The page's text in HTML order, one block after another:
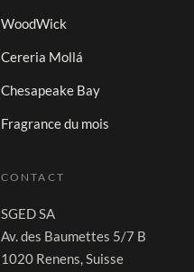
WoodWick
Cereria Mollá
Chesapeake Bay
Fragrance du mois
CONTACT
SGED SA
Av. des Baumettes 5/7 B
1020 Renens, Suisse